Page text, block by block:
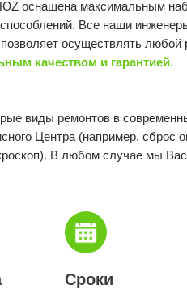
оснащена максимальным
Все наши
осуществлять
качеством и гарантией.
виды ремонтов в
Центра (например, сброс
В любом случае мы
Сроки